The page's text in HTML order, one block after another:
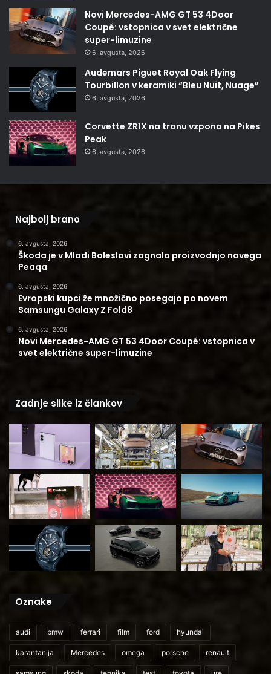
Novi Mercedes-AMG GT 53 4Door
Coupé: vstopnica v svet električne
super-limuzine
6. avgusta, 2026
Audemars Piguet Royal Oak Flying
Tourbillon v keramiki “Bleu Nuit, Nuage”
6. avgusta, 2026
Corvette ZR1X na tronu vzpona na Pikes
Peak
6. avgusta, 2026
Najbolj brano
6. avgusta, 2026
Škoda je v Mladi Boleslavi zagnala proizvodnjo novega
Peaqa
6. avgusta, 2026
Evropski kupci že množično posegajo po novem
Samsungu Galaxy Z Fold8
6. avgusta, 2026
Novi Mercedes-AMG GT 53 4Door Coupé: vstopnica v
svet električne super-limuzine
Zadnje slike iz člankov
Oznake
audi bmw ferrari film ford hyundai
karantanija Mercedes omega porsche renault